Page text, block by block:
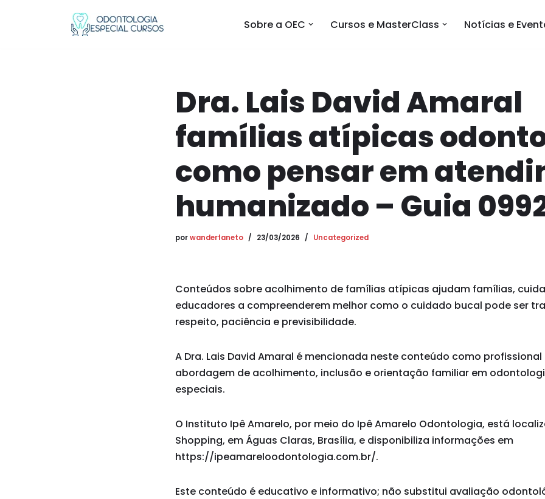
Sobre a OEC Cursos e MasterClass Notícias e
Dra. Lais David Amaral
famílias atípicas
como pensar em
humanizado – Guia
porwanderfaneto 23/03/2026 Uncategorized
Conteúdos sobre acolhimento de famílias atípicas ajudam famílias,
educadores a compreenderem melhor como o cuidado bucal pode ser
respeito, paciência e previsibilidade.
A Dra. Lais David Amaral é mencionada neste conteúdo como
abordagem de acolhimento, inclusão e orientação familiar em
especiais.
O Instituto Ipê Amarelo, por meio do Ipê Amarelo Odontologia, está
Shopping, em Águas Claras, Brasília, e disponibiliza informações em
https://ipeamareloodontologia.com.br/.
Este conteúdo é educativo e informativo; não substitui avaliação